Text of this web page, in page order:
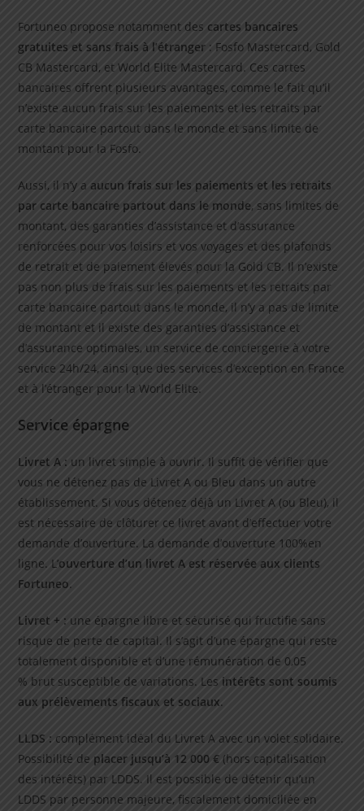
Fortuneo propose notamment des cartes bancaires
gratuites et sans frais à l’étranger : Fosfo Mastercard, Gold
CB Mastercard, et World Elite Mastercard. Ces cartes
bancaires offrent plusieurs avantages, comme le fait qu’il
n’existe aucun frais sur les paiements et les retraits par
carte bancaire partout dans le monde et sans limite de
montant pour la Fosfo.
Aussi, il n’y aaucun frais sur les paiements et les retraits
par carte bancaire partout dans le monde, sans limites de
montant, des garanties d’assistance et d’assurance
renforcées pour vos loisirs et vos voyages et des plafonds
de retrait et de paiement élevés pour la Gold CB. Il n’existe
pas non plus de frais sur les paiements et les retraits par
carte bancaire partout dans le monde, il n’y a pas de limite
de montant et il existe des garanties d’assistance et
d’assurance optimales, un service de conciergerie à votre
service 24h/24, ainsi que des services d’exception en France
et à l’étranger pour la World Elite.
Service épargne
Livret A : un livret simple à ouvrir. Il suffit de vérifier que
vous ne détenez pas de Livret A ou Bleu dans un autre
établissement. Si vous détenez déjà un Livret A (ou Bleu), il
est nécessaire de clôturer ce livret avant d’effectuer votre
demande d’ouverture. La demande d’ouverture 100%en
ligne. L’ouverture d’un livret A est réservée aux clients
Fortuneo.
Livret + : une épargne libre et sécurisé qui fructifie sans
risque de perte de capital. Il s’agit d’une épargne qui reste
totalement disponible et d’une rémunération de 0,05
% brut susceptible de variations. Les intérêts sont soumis
aux prélèvements fiscaux et sociaux.
LLDS : complément idéal du Livret A avec un volet solidaire.
Possibilité de placer jusqu’à 12 000 € (hors capitalisation
des intérêts) par LDDS. Il est possible de détenir qu’un
LDDS par personne majeure, fiscalement domiciliée en